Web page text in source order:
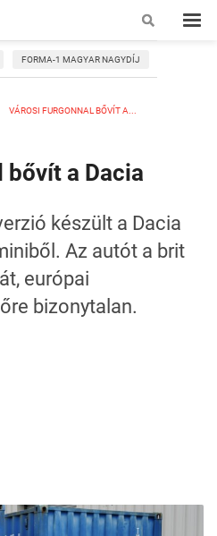
FORMA-1 MAGYAR NAGYDÍJ
VÁROSI FURGONNAL BŐVÍT A...
a Dacia
készült a Dacia
Az autót a brit
európai
bizonytalan.